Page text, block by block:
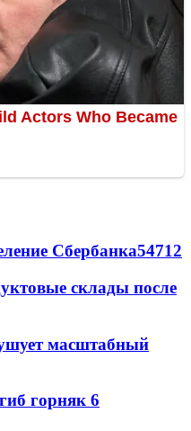
Сбербанка54712
склады после
масштабный
горняк 6